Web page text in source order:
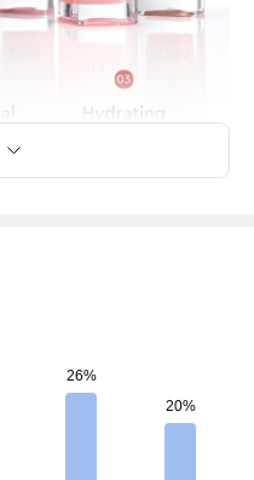
26%
20%